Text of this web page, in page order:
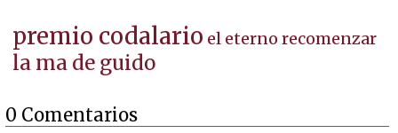
premio codalario el eterno recomenzar
la ma de guido
0 Comentarios